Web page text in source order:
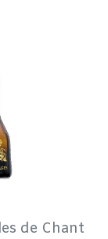
de Chant